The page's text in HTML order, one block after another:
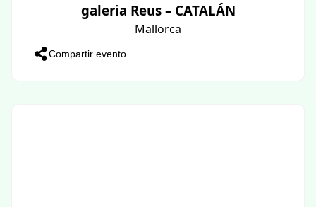
galeria Reus – CATALÁN
Mallorca
Compartir evento